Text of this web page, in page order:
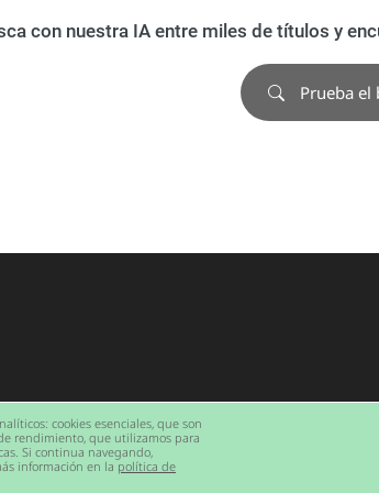
con nuestra IA entre miles de títulos y
Prueba el
cookies esenciales, que son
rendimiento, que utilizamos para
Si continua navegando,
información en la política de